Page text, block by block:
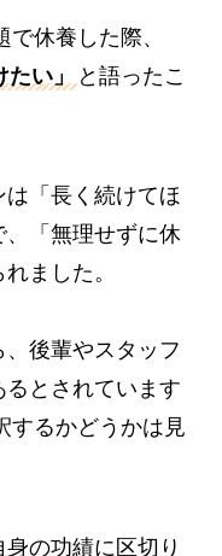
休養した際、
い」
と語ったこ
「長く続けてほ
、「無理せずに休
ました。
後輩やスタッフ
とされています
するかどうかは見
の功績に区切り